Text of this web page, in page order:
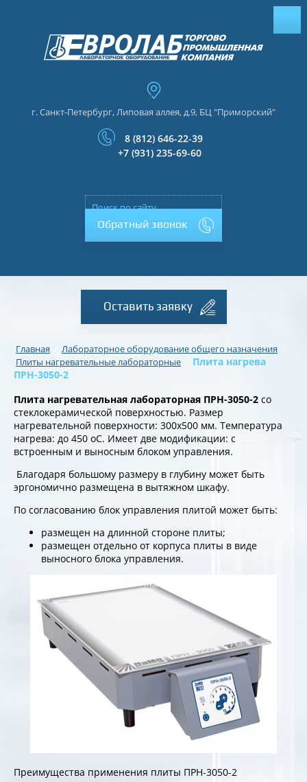
г. Санкт-Петербург, Липовая аллея, д.9, БЦ "Приморский"
8 (812) 646-22-39
+7 (931) 235-69-60
Обратный звонок
Оставить заявку
Главная Лабораторное оборудование общего назначения
Плиты нагревательные лабораторные
Плита нагрева
ПРН-3050-2
Плита нагревательная лабораторная ПРН-3050-2 со
стеклокерамической поверхностью. Размер
нагревательной поверхности: 300х500 мм. Температура
нагрева: до 450 оС. Имеет две модификации: с
встроенным и выносным блоком управления.
Благодаря большому размеру в глубину может быть
эргономично размещена в вытяжном шкафу.
По согласованию блок управления плитой может быть:
размещен на длинной стороне плиты;
размещен отдельно от корпуса плиты в виде
выносного блока управления.
Преимущества применения плиты ПРН-3050-2